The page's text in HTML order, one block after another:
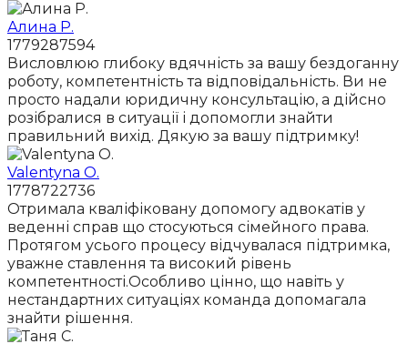
Алина Р.
1779287594
Висловлюю глибоку вдячність за вашу бездоганну
роботу, компетентність та відповідальність. Ви не
просто надали юридичну консультацію, а дійсно
розібралися в ситуації і допомогли знайти
правильний вихід. Дякую за вашу підтримку!
Valentyna O.
1778722736
Отримала кваліфіковану допомогу адвокатів у
веденні справ що стосуються сімейного права.
Протягом усього процесу відчувалася підтримка,
уважне ставлення та високий рівень
компетентності.Особливо цінно, що навіть у
нестандартних ситуаціях команда допомагала
знайти рішення.